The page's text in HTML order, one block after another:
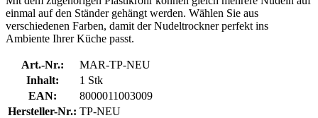
einmal auf den Ständer gehängt werden. Wählen Sie aus
verschiedenen Farben, damit der Nudeltrockner perfekt ins
Ambiente Ihrer Küche passt.
Art.-Nr.:
MAR-TP-NEU
Inhalt:
1 Stk
EAN:
8000011003009
Hersteller-Nr.: TP-NEU